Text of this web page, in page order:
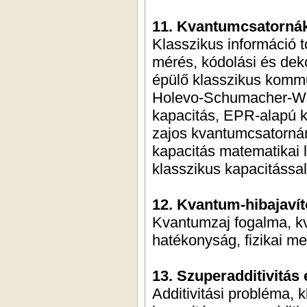
11.
Klasszikus információ
mérés, kódolási és
épülő klasszikus
Holevo-Schumacher-
kapacitás, EPR-alapú
zajos
kapacitás matematikai
klasszikus
12. Kvantum-
Kvantumzaj fogalma,
hatékonyság, fizikai
13.
Additivitási probléma,